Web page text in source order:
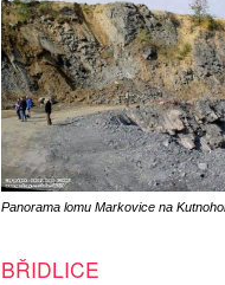
Panorama lomu Markovice na
BŘIDLICE